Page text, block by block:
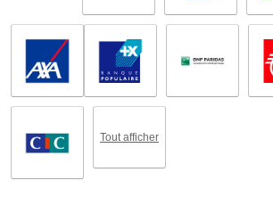
Tout afficher